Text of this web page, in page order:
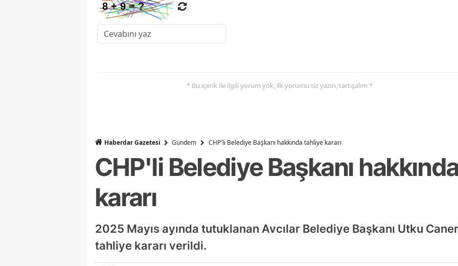
* Bu içerik ile ilgili yorum yok, ilk yorumu siz yazın, tartışalım *
Haberdar Gazetesi Gündem CHP'li Belediye Başkanı hakkında tahliye kararı
CHP'li Belediye Başkanı
kararı
2025 Mayıs ayında tutuklanan Avcılar Belediye Başkanı Utku
tahliye kararı verildi.